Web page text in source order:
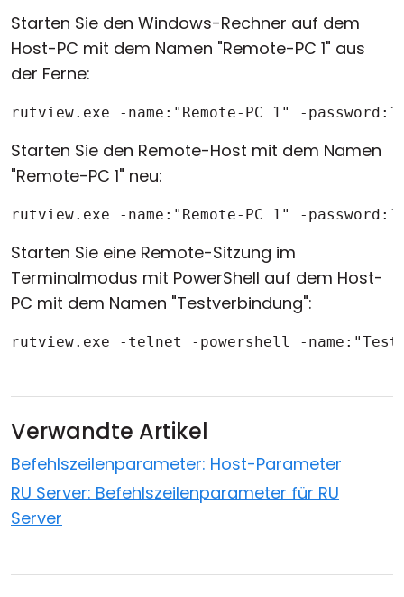
Starten Sie den Windows-Rechner auf dem
Host-PC mit dem Namen "Remote-PC 1" aus
der Ferne:
rutview.exe -name:"Remote-PC 1" -
Starten Sie den Remote-Host mit dem Namen
"Remote-PC 1" neu:
rutview.exe -name:"Remote-PC 1" -
Starten Sie eine Remote-Sitzung im
Terminalmodus mit PowerShell auf dem Host-
PC mit dem Namen "Testverbindung":
rutview.exe -telnet -powershell -
Verwandte Artikel
Befehlszeilenparameter: Host-Parameter
RU Server: Befehlszeilenparameter für RU
Server